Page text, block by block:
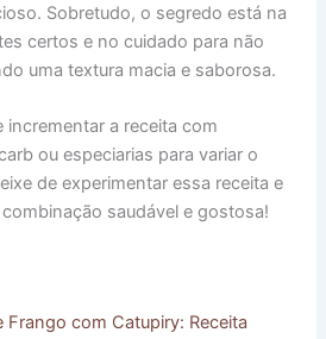
Sobretudo, o segredo está na
certos e no cuidado para não
uma textura macia e saborosa.
a receita com
ou especiarias para variar o
de experimentar essa receita e
saudável e gostosa!
Frango com Catupiry: Receita